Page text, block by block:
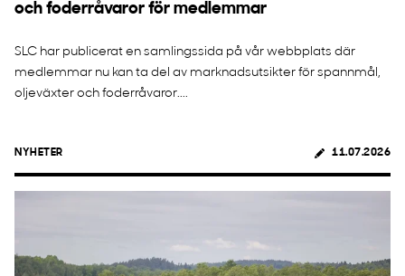
och foderråvaror för medlemmar
SLC har publicerat en samlingssida på vår webbplats där
medlemmar nu kan ta del av marknadsutsikter för spannmål,
oljeväxter och foderråvaror....
NYHETER 11.07.2026